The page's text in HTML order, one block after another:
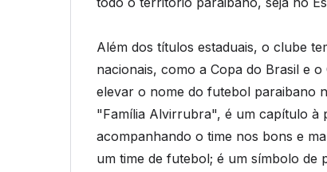
Além dos títulos estaduais, o clube
nacionais, como a Copa do Brasil e
elevar o nome do futebol paraibano
"Família Alvirrubra", é um capítulo à
acompanhando o time nos bons e
um time de futebol; é um símbolo de